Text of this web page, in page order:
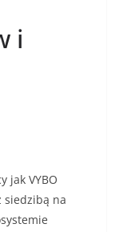
i
jak VYBO
siedzibą na